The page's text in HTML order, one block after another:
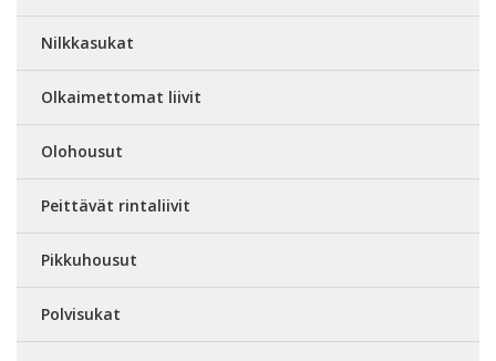
Nilkkasukat
Olkaimettomat liivit
Olohousut
Peittävät rintaliivit
Pikkuhousut
Polvisukat